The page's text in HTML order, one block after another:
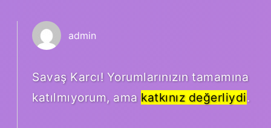
admin
Savaş Karcı! Yorumlarınızın tamamına
katılmıyorum, ama katkınız değerliydi.